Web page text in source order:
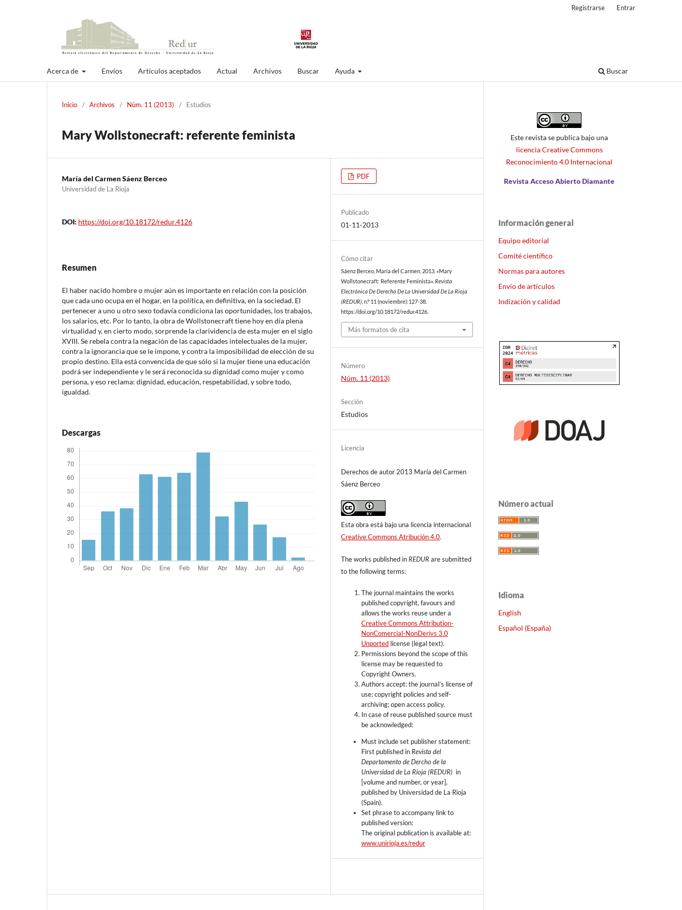
Acerca de Envíos Artículos aceptados Actual Archivos Buscar Ayuda Buscar
Registrarse Entrar
Inicio / Archivos / Núm. 11 (2013) / Estudios
Mary Wollstonecraft: referente feminista
María del Carmen Sáenz Berceo
Universidad de La Rioja
DOI: https://doi.org/10.18172/redur.4126
Resumen
El haber nacido hombre o mujer aún es importante en relación con la posición
que cada uno ocupa en el hogar, en la política, en definitiva, en la sociedad. El
pertenecer a uno u otro sexo todavía condiciona las oportunidades, los trabajos,
los salarios, etc. Por lo tanto, la obra de Wollstonecraft tiene hoy en día plena
virtualidad y, en cierto modo, sorprende la clarividencia de esta mujer en el siglo
XVIII. Se rebela contra la negación de las capacidades intelectuales de la mujer,
contra la ignorancia que se le impone, y contra la imposibilidad de elección de su
propio destino. Ella está convencida de que sólo si la mujer tiene una educación
podrá ser independiente y le será reconocida su dignidad como mujer y como
persona, y eso reclama: dignidad, educación, respetabilidad, y sobre todo,
igualdad.
Descargas
PDF
Publicado
01-11-2013
Cómo citar
Sáenz Berceo, María del Carmen. 2013. «Mary
Wollstonecraft: Referente Feminista».Revista
Electrónica De Derecho De La Universidad De La Rioja
(REDUR) , n.º 11 (noviembre):127-38.
https://doi.org/10.18172/redur.4126.
Más formatos de cita
Número
Núm. 11 (2013)
Sección
Estudios
Licencia
Derechos de autor 2013 María del Carmen
Sáenz Berceo
Esta obra está bajo una licencia internacional
Creative Commons Atribución 4.0.
The works published in REDURare submitted
to the following terms:
The journal maintains the works
published copyright, favours and
allows the works reuse under a
Creative Commons Attribution-
NonComercial-NonDerivs 3.0
Unported license (legal text).
Permissions beyond the scope of this
license may be requested to
Copyright Owners.
Authors accept: the journal’s license of
use; copyright policies and self-
archiving; open access policy.
In case of reuse published source must
be acknowledged:
Must include set publisher statement:
First published in Revista del
Departamento de Dercho de la
Universidad de La Rioja (REDUR) in
[volume and number, or year],
published by Universidad de La Rioja
(Spain).
Set phrase to accompany link to
published version:
The original publication is available at:
www.unirioja.es/redur
Este revista se publica bajo una
licencia Creative Commons
Reconocimiento 4.0 Internacional
Revista Acceso Abierto Diamante
Información general
Equipo editorial
Comité científico
Normas para autores
Envío de artículos
Indización y calidad
Número actual
Idioma
English
Español (España)